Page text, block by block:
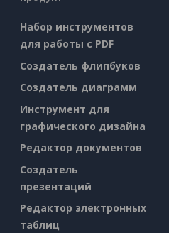
Набор инструментов
для работы с PDF
Создатель флипбуков
Создатель диаграмм
Инструмент для
графического дизайна
Редактор документов
Создатель
презентаций
Редактор электронных
таблиц